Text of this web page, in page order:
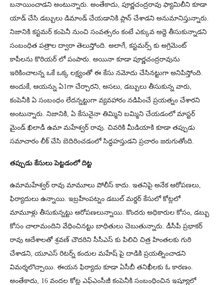
బనాయించాడని అంటున్నారు. అంతేకాదు, పూర్ణచంద్రరావు ఫ్యామిలీని కూడా
యాడ్ చేసి డబ్బులు డిమాండ్ చేయడానికి ప్లాన్ చేశాడని అనుమానిస్తున్నారు.
నిజానికి కస్టమర్ కంపెనీ నుంచి సంవత్సరం కంటే ఎక్కువ అద్దె తీసుకున్నాడని
సంబంధిత పత్రాల ద్వారా తెలుస్తోంది. అలాగే, కస్టమర్స్ కు అగ్రిమెంట్
కాపీలను కొరియర్ లో పంపారు. అయినా కూడా పూర్ణచంద్రరావును
ఇరికించాలన్న ఒకే ఒక్క లక్ష్యంతో ఈ కేసు నమోదు చేసినట్టుగా అనిపిస్తోంది.
అందుకే, ఆయన్ను ఏ1గా చేర్చారని, అసలు, డబ్బులు తీసుకున్న వారు,
కంపెనీకి ఏ సంబంధం లేదన్నట్టుగా వ్యవహారం నడిపించే ప్రయత్నం చేశారని
అంటున్నారు. నిజానికి, ఏ కేసునైనా తిమ్మిని బమ్మిని చేయడంలో మాస్టర్
మైండ్ ఖిలాడీ ఉమా మహేశ్వర్ రావు. చివరికి మీడియాకి కూడా తప్పుడు
సమాచారం లీక్ చేసి బెదిరించడంలో సిద్ధహస్తుడని ప్రచారం జరుగుతోంది.
తప్పుడు కేసులు పెట్టడంలో దిట్ట
ఉమామహేశ్వర్ రావు మామూలు పోలీస్ కాదు. ఇతనిపై అనేక ఆరోపణలు,
ఫిర్యాదులు ఉన్నాయి. ఇబ్రహీంపట్నం డబుల్ మర్డర్ కేసులో కోట్లలో
మామూళ్లు తీసుకున్నట్టు ఆరోపణలున్నాయి. కొందరు అధికారుల కోసం, డబ్బు
కోసం చాలామందిని వేధించినట్టు బాధితులు చెబుతున్నారు. డీసీపీ ప్రభాకర్
రావు ఆదేశాలతో శ్రవణ్ చౌదరిని సీసీఎస్ కు పిలిచి చిత్ర హింతలకు గురి
చేశాడని, యూఎస్ రిటర్న్ కందుల మహేష్ పై దాడికి ప్రయత్నించాడని
విమర్శలొచ్చాయి. ఈయన ఫిర్యాదు కూడా ఏసీబీ తనిఖీలకు ఓ కారణం.
అంతేకాదు, 16 వందల కోట్ల ఎఫ్ఎంసీజీ కంపెనీకి సంబంధించిన ఇష్యూలో